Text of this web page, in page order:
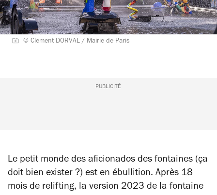
© Clement DORVAL / Mairie de Paris
PUBLICITÉ
Le petit monde des aficionados des fontaines (ça
doit bien exister ?) est en ébullition. Après 18
mois de relifting, la version 2023 de la fontaine